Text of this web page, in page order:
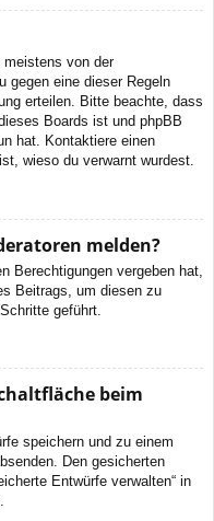
meistens von der
gegen eine dieser Regeln
erteilen. Bitte beachte, dass
Boards ist und phpBB
hat. Kontaktiere einen
wieso du verwarnt wurdest.
melden?
Berechtigungen vergeben hat,
Beitrags, um diesen zu
geführt.
beim
speichern und zu einem
Den gesicherten
Entwürfe verwalten“ in